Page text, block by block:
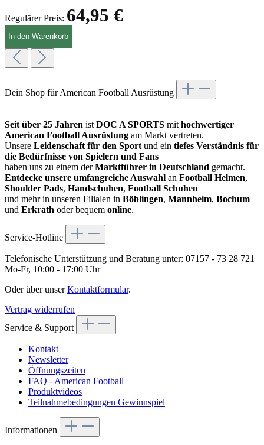
Regulärer Preis: 64,95 €
In den Warenkorb
Dein Shop für American Football Ausrüstung
Seit über 25 Jahren ist DOC A SPORTS mit hochwertiger
American Football Ausrüstung am Markt vertreten.
Unsere Leidenschaft für den Sport und ein tiefes Verständnis für
die Bedürfnisse von Spielern und Fans
haben uns zu einem derMarktführer in Deutschland gemacht.
Entdecke unsere umfangreiche Auswahl an Football Helmen,
Shoulder Pads, Handschuhen, Football Schuhen
und mehr in unseren Filialen in Böblingen, Mannheim, Bochum
und Erkrath oder bequem online.
Service-Hotline
Telefonische Unterstützung und Beratung unter: 07157 - 73 28 721
Mo-Fr, 10:00 - 17:00 Uhr
Oder über unserKontaktformular.
Vertrag widerrufen
Service & Support
Kontakt
Newsletter
Öffnungszeiten
FAQ - American Football
Produktvideos
Teilnahmebedingungen Gewinnspiel
Informationen